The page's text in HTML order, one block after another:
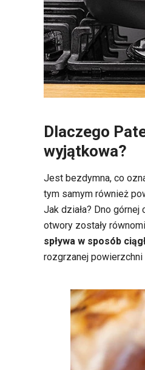
Dlaczego
wyjątkowa?
Jest bezdymna, co
tym samym również
Jak działa? Dno
otwory zostały
spływa w sposób
rozgrzanej